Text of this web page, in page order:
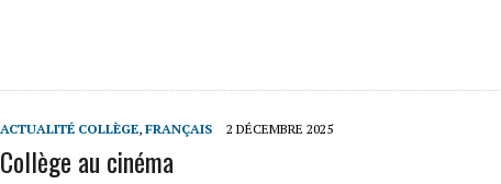
ACTUALITÉ COLLÈGE, FRANÇAIS 2 DÉCEMBRE 2025
Collège au cinéma